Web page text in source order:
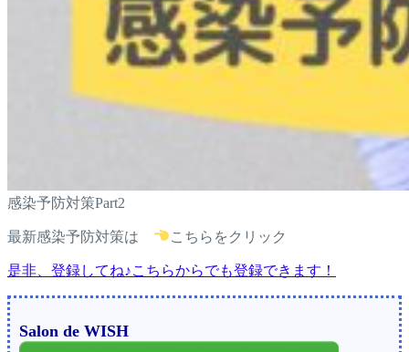
感染予防対策Part2
最新感染予防対策は こちらをクリック
是非、登録してね♪こちらからでも登録できます！
Salon de WISH